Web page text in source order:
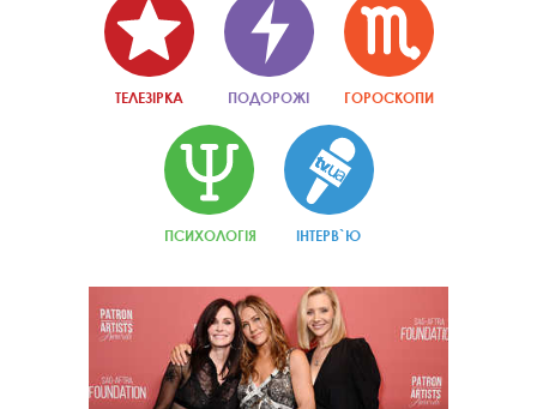
ТЕЛЕЗІРКА ПОДОРОЖІ ГОРОСКОПИ
ПСИХОЛОГІЯ ІНТЕРВ`Ю